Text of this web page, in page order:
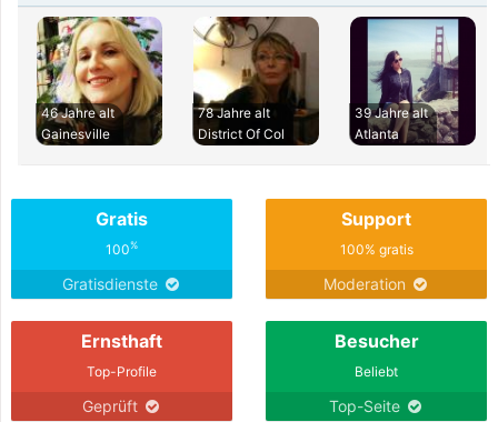
46 Jahre alt
Gainesville
78 Jahre alt
District Of Col
39 Jahre alt
Atlanta
Gratis
100%
Gratisdienste
Support
100% gratis
Moderation
Ernsthaft
Top-Profile
Geprüft
Besucher
Beliebt
Top-Seite